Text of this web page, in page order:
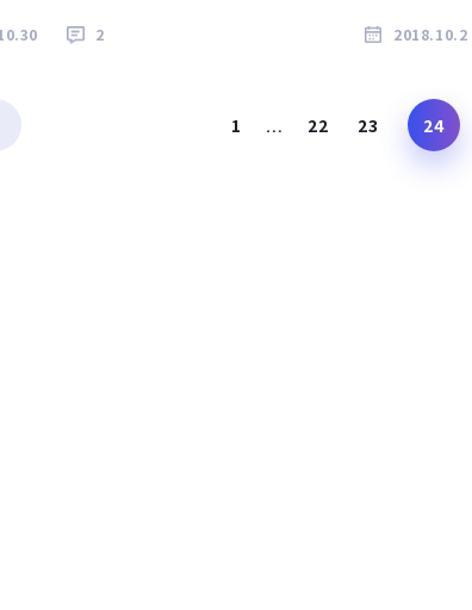
2 2018.10.2
1 … 22 23 24